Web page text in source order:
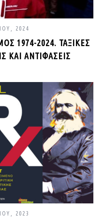
2024
1974-2024. ΤΑΞΙΚΈΣ
ΚΑΙ ΑΝΤΙΦΆΣΕΙΣ
2023